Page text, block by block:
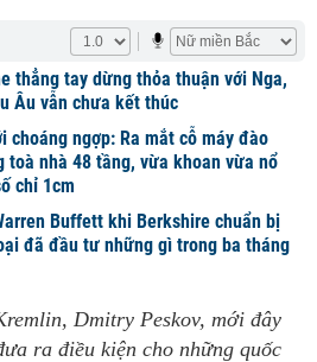
thẳng tay dừng thỏa thuận với Nga,
Âu vẫn chưa kết thúc
choáng ngợp: Ra mắt cỗ máy đào
toà nhà 48 tầng, vừa khoan vừa nổ
chỉ 1cm
Buffett khi Berkshire chuẩn bị
đã đầu tư những gì trong ba tháng
Dmitry Peskov, mới đây
ra điều kiện cho những quốc